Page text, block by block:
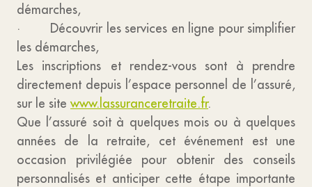
démarches,
· Découvrir les services en ligne pour simplifier
les démarches,
Les inscriptions
et rendez-vous sont à prendre
directement depuis l’espace personnel de l’assuré,
sur le site www.lassuranceretraite.fr.
Que l’assuré soit à quelques mois ou à quelques
années de la retraite, cet événement est une
occasion privilégiée pour obtenir des conseils
personnalisés et anticiper cette étape importante